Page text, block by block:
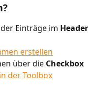
Einträge im Header
erstellen
über die Checkbox
der Toolbox